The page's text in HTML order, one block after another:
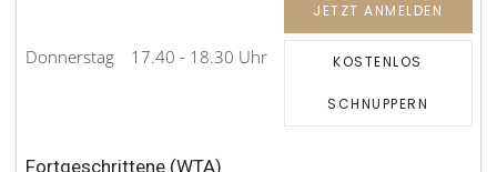
Donnerstag 17.40 - 18.30 Uhr
JETZT ANMELDEN
KOSTENLOS
SCHNUPPERN
Fortgeschrittene (WTA)